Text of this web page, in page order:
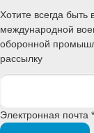
Хотите всегда быть
международной
оборонной
рассылку
Электронная почта *